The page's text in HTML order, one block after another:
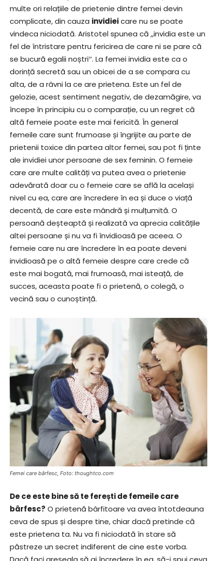
multe ori relațiile de prietenie dintre femei devin
complicate, din cauza invidieicare nu se poate
vindeca niciodată. Aristotel spunea că ,,invidia este un
fel de întristare pentru fericirea de care ni se pare că
se bucură egalii noștriˮ. La femei invidia este ca o
dorință secretă sau un obicei de a se compara cu
alta, de a râvni la ce are prietena. Este un fel de
gelozie, acest sentiment negativ, de dezamăgire, va
începe în principiu cu o comparație, cu un regret că
altă femeie poate este mai fericită. În general
femeile care sunt frumoase și îngrijite au parte de
prietenii toxice din partea altor femei, sau pot fi ținte
ale invidiei unor persoane de sex feminin. O femeie
care are multe calități va putea avea o prietenie
adevărată doar cu o femeie care se află la același
nivel cu ea, care are încredere în ea și duce o viață
decentă, de care este mândră și mulțumită. O
persoană deșteaptă și realizată va aprecia calitățile
altei persoane și nu va fi învidioasă pe aceea. O
femeie care nu are încredere în ea poate deveni
invidioasă pe o altă femeie despre care crede că
este mai bogată, mai frumoasă, mai isteață, de
succes, aceasta poate fi o prietenă, o colegă, o
vecină sau o cunoștință.
Femei care bârfesc, Foto: thoughtco.com
De ce este bine să te ferești de femeile care
bârfesc? O prietenă bârfitoare va avea întotdeauna
ceva de spus și despre tine, chiar dacă pretinde că
este prietena ta. Nu va fi niciodată în stare să
păstreze un secret indiferent de cine este vorba.